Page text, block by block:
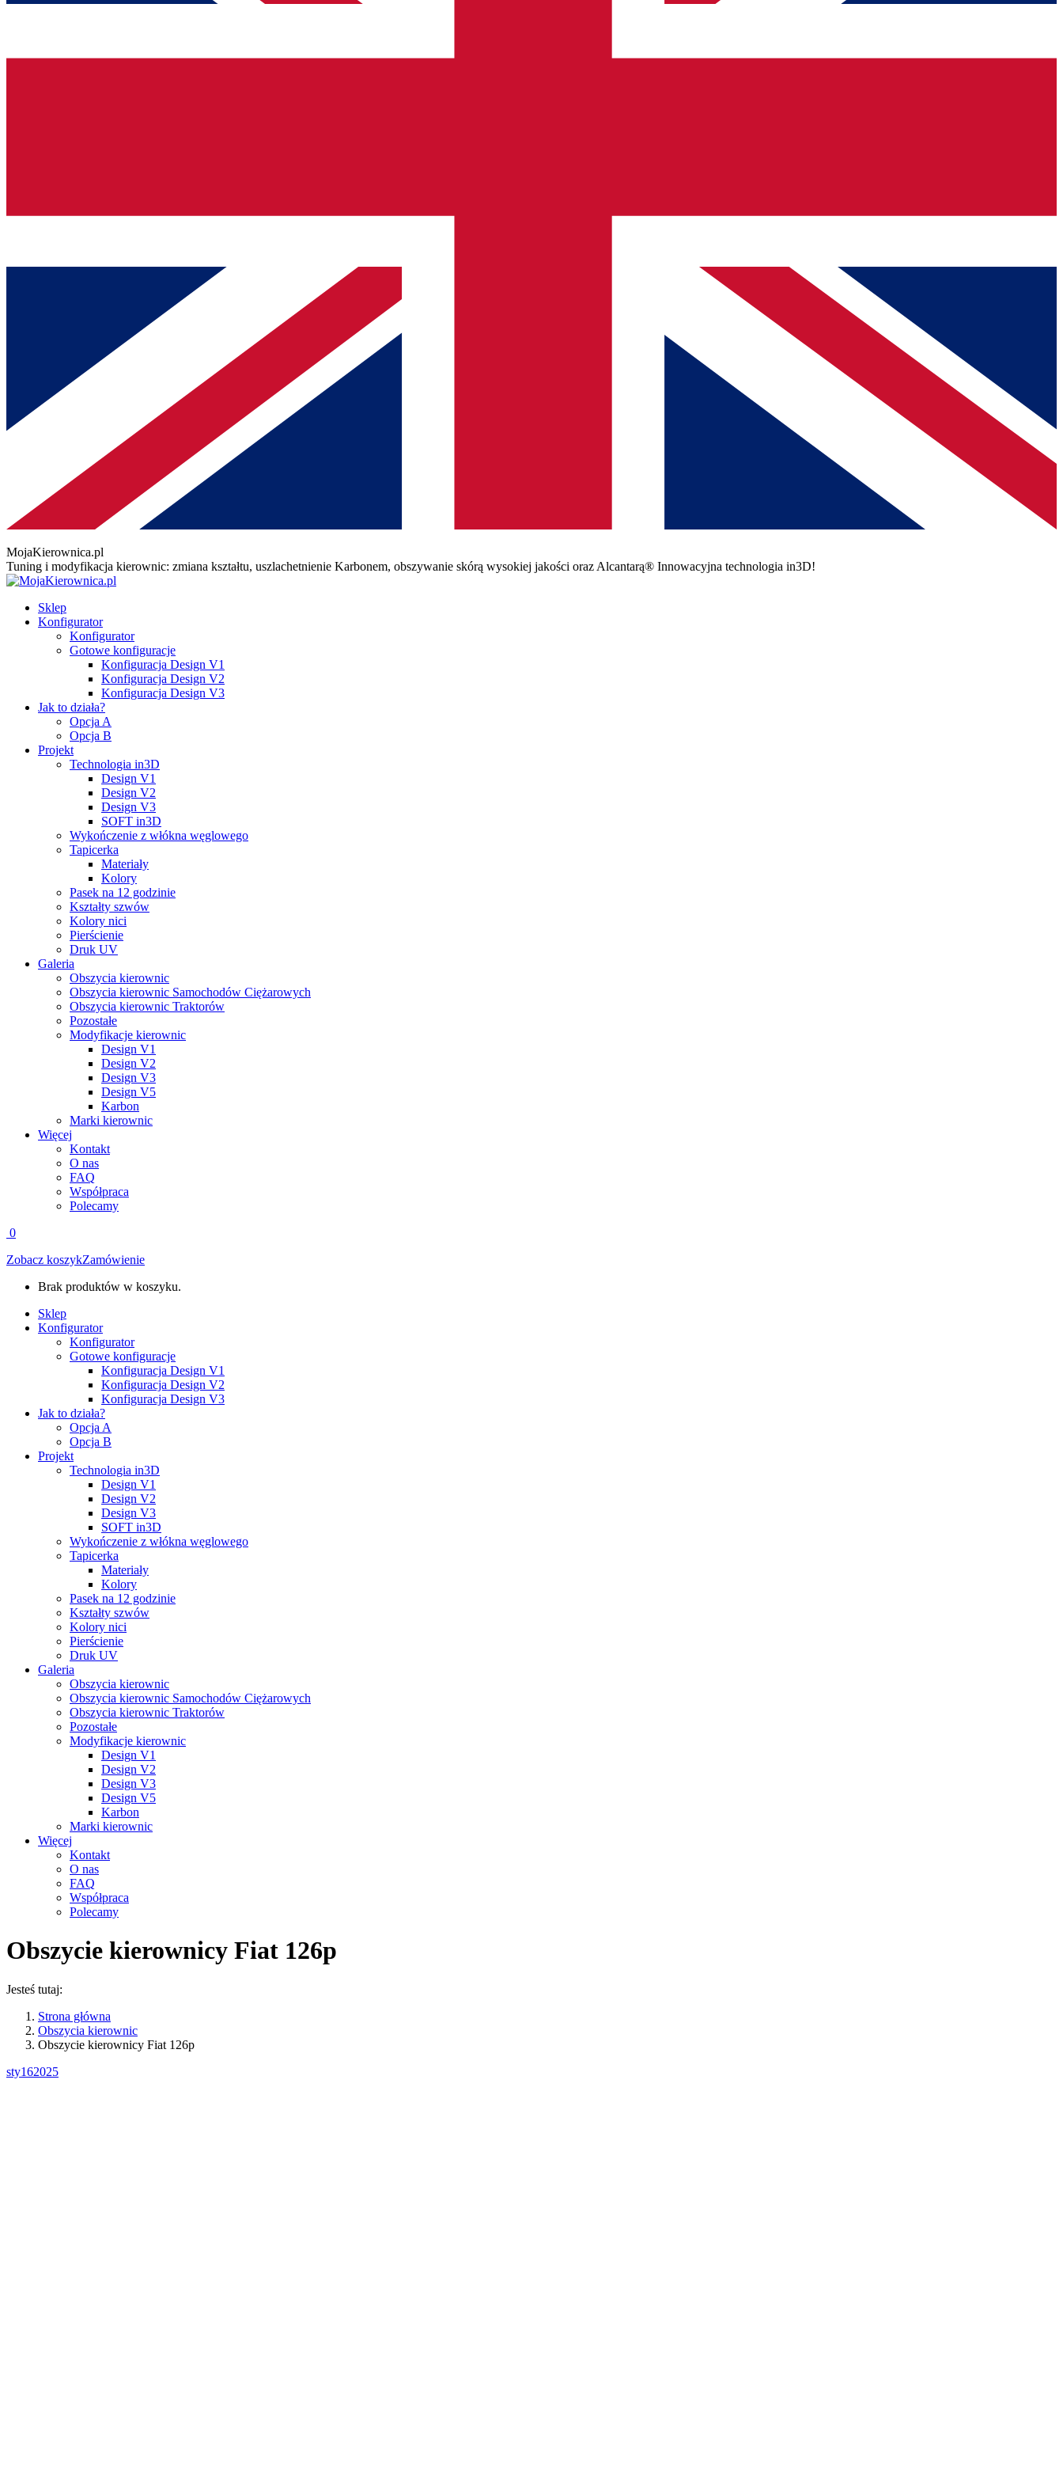
MojaKierownica.pl
Tuning i modyfikacja kierownic: zmiana kształtu, uszlachetnienie Karbonem, obszywanie skórą wysokiej jakości oraz Alcantarą® Innowacyjna technologia in3D!
Sklep
Konfigurator
Konfigurator
Gotowe konfiguracje
Konfiguracja Design V1
Konfiguracja Design V2
Konfiguracja Design V3
Jak to działa?
Opcja A
Opcja B
Projekt
Technologia in3D
Design V1
Design V2
Design V3
SOFT in3D
Wykończenie z włókna węglowego
Tapicerka
Materiały
Kolory
Pasek na 12 godzinie
Kształty szwów
Kolory nici
Pierścienie
Druk UV
Galeria
Obszycia kierownic
Obszycia kierownic Samochodów Ciężarowych
Obszycia kierownic Traktorów
Pozostałe
Modyfikacje kierownic
Design V1
Design V2
Design V3
Design V5
Karbon
Marki kierownic
Więcej
Kontakt
O nas
FAQ
Współpraca
Polecamy
0
Zobacz koszykZamówienie
Brak produktów w koszyku.
Sklep
Konfigurator
Konfigurator
Gotowe konfiguracje
Konfiguracja Design V1
Konfiguracja Design V2
Konfiguracja Design V3
Jak to działa?
Opcja A
Opcja B
Projekt
Technologia in3D
Design V1
Design V2
Design V3
SOFT in3D
Wykończenie z włókna węglowego
Tapicerka
Materiały
Kolory
Pasek na 12 godzinie
Kształty szwów
Kolory nici
Pierścienie
Druk UV
Galeria
Obszycia kierownic
Obszycia kierownic Samochodów Ciężarowych
Obszycia kierownic Traktorów
Pozostałe
Modyfikacje kierownic
Design V1
Design V2
Design V3
Design V5
Karbon
Marki kierownic
Więcej
Kontakt
O nas
FAQ
Współpraca
Polecamy
Obszycie kierownicy Fiat 126p
Jesteś tutaj:
Strona główna
Obszycia kierownic
Obszycie kierownicy Fiat 126p
sty162025